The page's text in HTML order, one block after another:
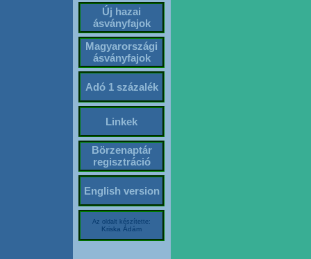
Új hazai
ásványfajok
Magyarországi
ásványfajok
Adó 1 százalék
Linkek
Börzenaptár
regisztráció
English version
Az oldalt készítette:
Kriska Ádám